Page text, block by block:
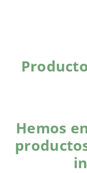
Hemos